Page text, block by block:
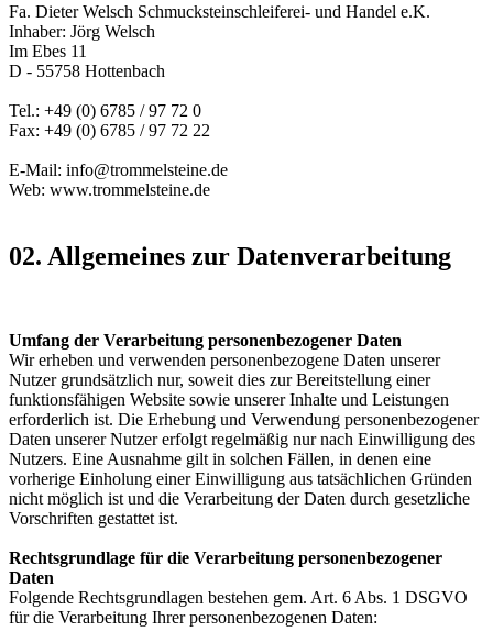
Fa. Dieter Welsch Schmucksteinschleiferei- und Handel e.K.
Inhaber: Jörg Welsch
Im Ebes 11
D - 55758 Hottenbach
Tel.: +49 (0) 6785 / 97 72 0
Fax: +49 (0) 6785 / 97 72 22
E-Mail: info@trommelsteine.de
Web: www.trommelsteine.de
02. Allgemeines zur Datenverarbeitung
Umfang der Verarbeitung personenbezogener Daten
Wir erheben und verwenden personenbezogene Daten unserer
Nutzer grundsätzlich nur, soweit dies zur Bereitstellung einer
funktionsfähigen Website sowie unserer Inhalte und Leistungen
erforderlich ist. Die Erhebung und Verwendung personenbezogener
Daten unserer Nutzer erfolgt regelmäßig nur nach Einwilligung des
Nutzers. Eine Ausnahme gilt in solchen Fällen, in denen eine
vorherige Einholung einer Einwilligung aus tatsächlichen Gründen
nicht möglich ist und die Verarbeitung der Daten durch gesetzliche
Vorschriften gestattet ist.
Rechtsgrundlage für die Verarbeitung personenbezogener
Daten
Folgende Rechtsgrundlagen bestehen gem. Art. 6 Abs. 1 DSGVO
für die Verarbeitung Ihrer personenbezogenen Daten: